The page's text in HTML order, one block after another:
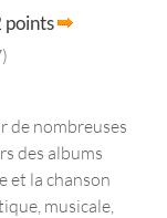
points
de nombreuses
des albums
et la chanson
musicale,